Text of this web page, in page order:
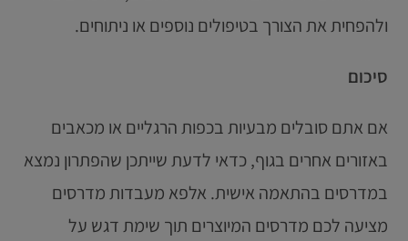
ולהפחית את הצורך בטיפולים נוספים או ניתוחים.
סיכום
אם אתם סובלים מבעיות בכפות הרגליים או מכאבים
באזורים אחרים בגוף, כדאי לדעת שייתכן שהפתרון נמצא
במדרסים בהתאמה אישית. אלפא מעבדות מדרסים
מציעה לכם מדרסים המיוצרים תוך שימת דגש על